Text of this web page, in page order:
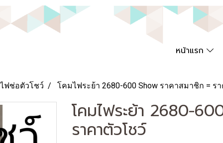
หน้าแรก
ไฟช่อตัวโชว์ โคมไฟระย้า 2680-600 Show ราคาสมาชิก = ร
โคมไฟระย้า 2680-
ราคาตัวโชว์